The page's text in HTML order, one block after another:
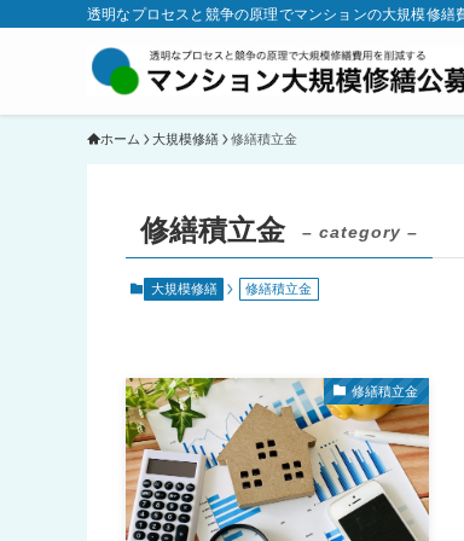
透明なプロセスと競争の原理でマンションの大規模修繕
ホーム 大規模修繕 修繕積立金
修繕積立金 – category –
大規模修繕 修繕積立金
修繕積立金